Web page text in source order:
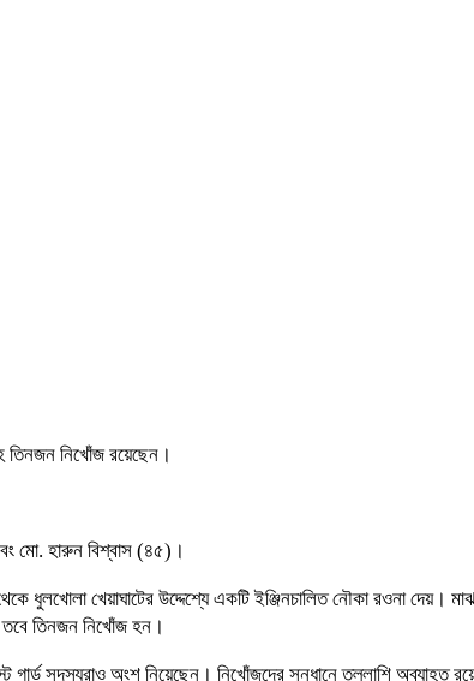
তিনজন নিখোঁজ রয়েছেন।
মো. হারুন বিশ্বাস (৪৫)।
ধুলখোলা খেয়াঘাটের উদ্দেশ্যে একটি ইঞ্জিনচালিত নৌকা রওনা
তবে তিনজন নিখোঁজ হন।
সদস্যরাও অংশ নিয়েছেন। নিখোঁজদের সন্ধানে তল্লাশি অব্যাহত